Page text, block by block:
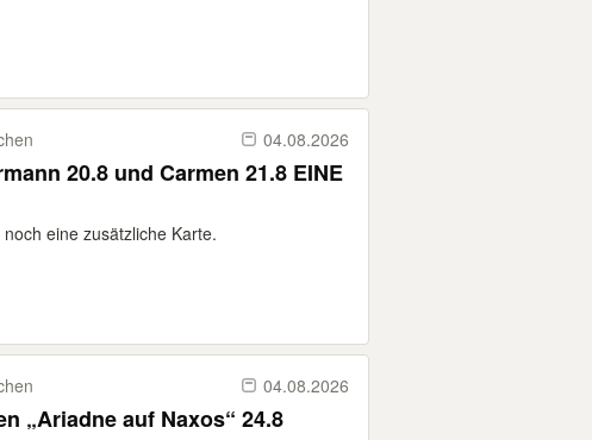
04.08.2026
20.8 und Carmen 21.8 EINE
eine zusätzliche Karte.
04.08.2026
Biete Salzburg 4 Karten „Ariadne auf Naxos“ 24.8